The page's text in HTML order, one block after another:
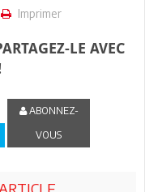
Imprimer
LE AVEC
ABONNEZ-
VOUS